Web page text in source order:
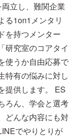
立し、難関企業
る1on1メンタリ
を持つメンター
研究室のコアタイ
使うか自由応募で
特有の悩みに対し
提供します。 ES
ろん、学会と選考
どんな内容にも対
でやりとりが